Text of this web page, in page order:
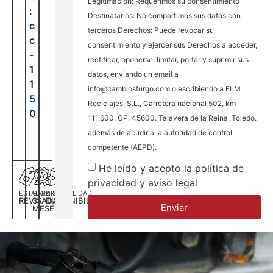
ESTADO
REVISADA
GARANTÍA
3
MESES
DISPONILIDAD
DISPONIBILIDAD
:
c
c
-
1
1
5
0
Destinatarios: No compartimos sus datos con
terceros Derechos: Puede revocar su
consentimiento y ejercer sus Derechos a acceder,
rectificar, oponerse, limitar, portar y suprimir sus
datos, enviando un email a
info@cambiosfurgo.com o escribiendo a FLM
Reciclajes, S.L., Carretera nacional 502, km
111,600. CP. 45600. Talavera de la Reina. Toledo.
además de acudir a la autoridad de control
competente (AEPD).
He leído y acepto la política de
privacidad y aviso legal
Enviar